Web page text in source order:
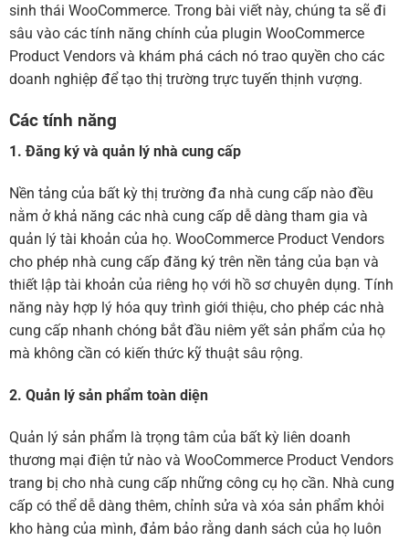
sinh thái WooCommerce. Trong bài viết này, chúng ta sẽ đi
sâu vào các tính năng chính của plugin WooCommerce
Product Vendors và khám phá cách nó trao quyền cho các
doanh nghiệp để tạo thị trường trực tuyến thịnh vượng.
Các tính năng
1. Đăng ký và quản lý nhà cung cấp
Nền tảng của bất kỳ thị trường đa nhà cung cấp nào đều
nằm ở khả năng các nhà cung cấp dễ dàng tham gia và
quản lý tài khoản của họ. WooCommerce Product Vendors
cho phép nhà cung cấp đăng ký trên nền tảng của bạn và
thiết lập tài khoản của riêng họ với hồ sơ chuyên dụng. Tính
năng này hợp lý hóa quy trình giới thiệu, cho phép các nhà
cung cấp nhanh chóng bắt đầu niêm yết sản phẩm của họ
mà không cần có kiến ​​thức kỹ thuật sâu rộng.
2. Quản lý sản phẩm toàn diện
Quản lý sản phẩm là trọng tâm của bất kỳ liên doanh
thương mại điện tử nào và WooCommerce Product Vendors
trang bị cho nhà cung cấp những công cụ họ cần. Nhà cung
cấp có thể dễ dàng thêm, chỉnh sửa và xóa sản phẩm khỏi
kho hàng của mình, đảm bảo rằng danh sách của họ luôn